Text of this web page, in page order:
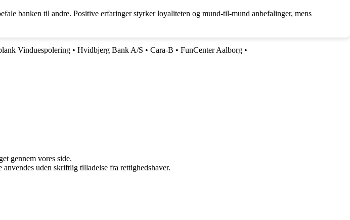
banken til andre. Positive erfaringer styrker loyaliteten og mund-til-mund anbefalinger, mens
Vinduespolering • Hvidbjerg Bank A/S • Cara-B • FunCenter Aalborg •
gennem vores side.
uden skriftlig tilladelse fra rettighedshaver.